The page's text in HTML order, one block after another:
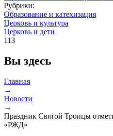
Рубрики:
Образование и катехизация
Церковь и культура
Церковь и дети
113
Вы здесь
Главная
→
Новости
→
Праздник Святой Троицы
«РЖД»